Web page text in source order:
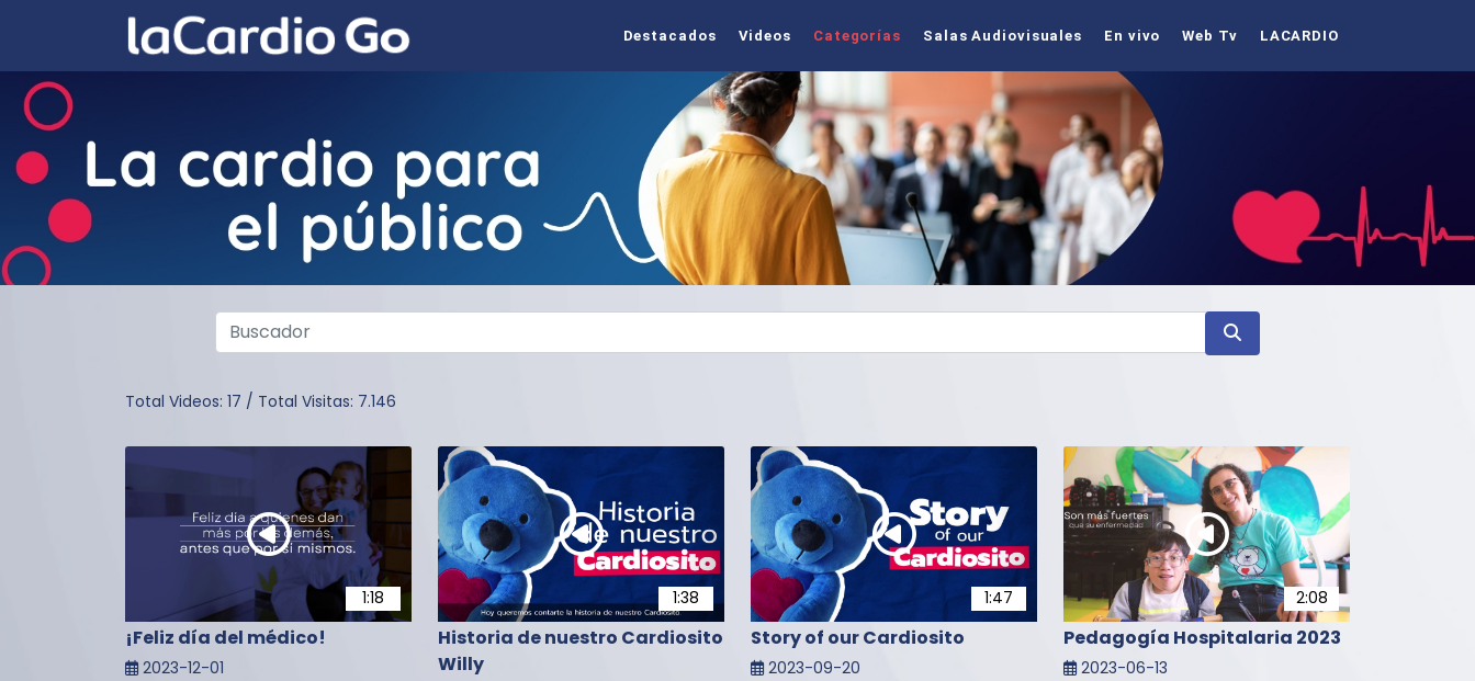
Destacados Videos Categorías Salas Audiovisuales En vivo Web Tv LACARDIO
Total Videos: 17 / Total Visitas: 7.146
1:18
¡Feliz día del médico!
2023-12-01
1:38
Historia de nuestro Cardiosito
Willy
1:47
Story of our Cardiosito
2023-09-20
2:08
Pedagogía Hospitalaria 2023
2023-06-13